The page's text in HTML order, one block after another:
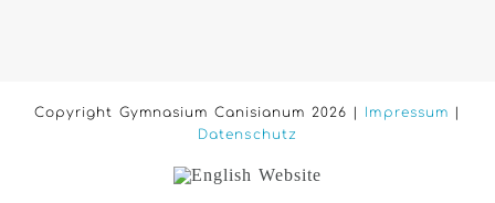
Copyright Gymnasium Canisianum 2026 | Impressum
Datenschutz
English